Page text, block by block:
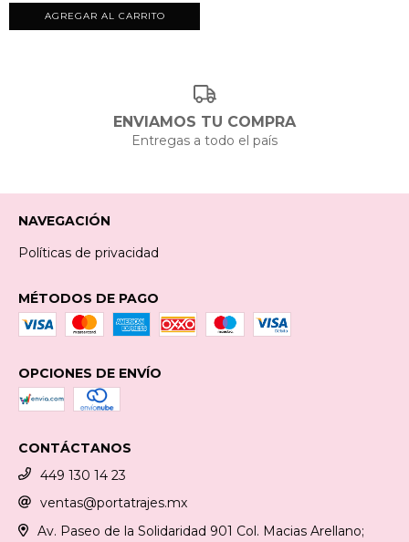
AGREGAR AL CARRITO
ENVIAMOS TU COMPRA
Entregas a todo el país
NAVEGACIÓN
Políticas de privacidad
MÉTODOS DE PAGO
OPCIONES DE ENVÍO
CONTÁCTANOS
449 130 14 23
ventas@portatrajes.mx
Av. Paseo de la Solidaridad 901 Col. Macias Arellano;